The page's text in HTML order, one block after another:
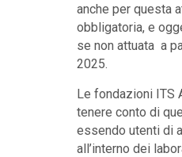
anche per questa
obbligatoria, e
se non attuata a
2025.
Le fondazioni ITS
tenere conto di
essendo utenti di
all’interno dei